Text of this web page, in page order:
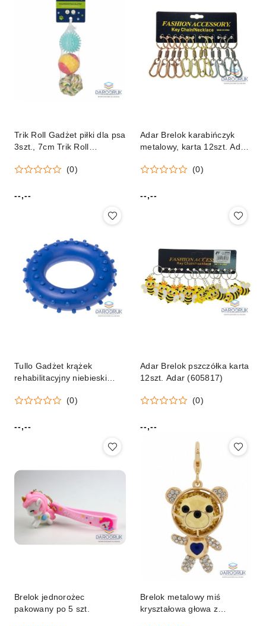
Trik Roll Gadżet piłki dla psa
3szt., 7cm Trik Roll
(0)
Cena:
--,--
Adar Brelok karabińczyk
metalowy, karta 12szt. Adar
(0)
Cena:
--,--
Tullo Gadżet krążek
rehabilitacyjny niebieski
(0)
Cena:
--,--
Adar Brelok pszczółka karta
12szt. Adar (605817)
(0)
Cena:
--,--
Brelok jednorożec
pakowany po 5 szt.
Brelok metalowy miś
kryształowa głowa z